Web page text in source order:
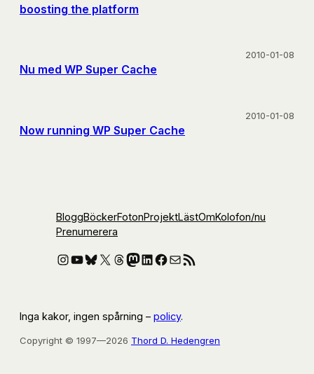
boosting the platform
Nu med WP Super Cache
2010-01-08
Now running WP Super Cache
2010-01-08
BloggBöckerFotonProjektLästOmKolofon/nu
Prenumerera
Instagram
YouTube
Bluesky
X Threads
Mastodon
LinkedIn
Facebook
E-postRSS-flöde
Inga kakor, ingen spårning – policy.
Copyright © 1997—2026 Thord D. Hedengren